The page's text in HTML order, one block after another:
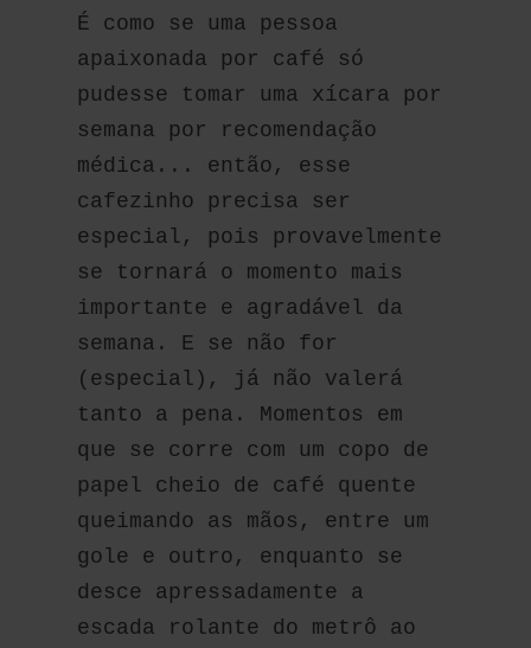
É como se uma pessoa
apaixonada por café só
pudesse tomar uma xícara por
semana por recomendação
médica... então, esse
cafezinho precisa ser
especial, pois provavelmente
se tornará o momento mais
importante e agradável da
semana. E se não for
(especial), já não valerá
tanto a pena. Momentos em
que se corre com um copo de
papel cheio de café quente
queimando as mãos, entre um
gole e outro, enquanto se
desce apressadamente a
escada rolante do metrô ao